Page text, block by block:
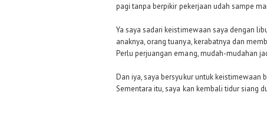
pagi tanpa berpikir pekerjaan udah sampe
Ya saya sadari keistimewaan saya dengan
anaknya, orang tuanya, kerabatnya dan
Perlu perjuangan emang, mudah-mudahan
Dan iya, saya bersyukur untuk keistimewaan
Sementara itu, saya kan kembali tidur siang